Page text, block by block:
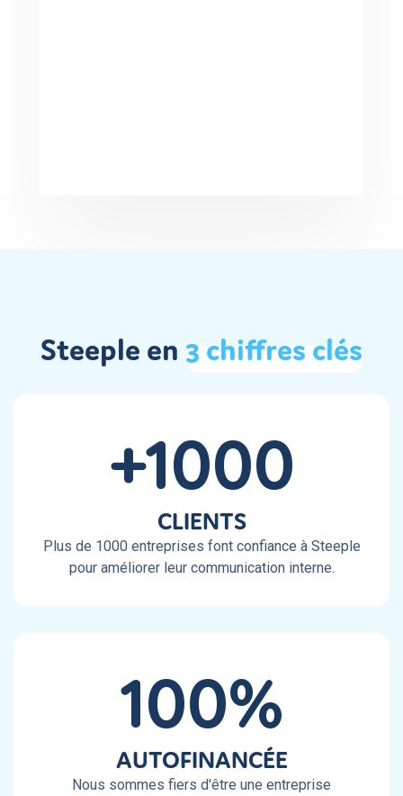
Steeple en 3 chiffres clés
+1000
CLIENTS
Plus de 1000 entreprises font confiance à Steeple
pour améliorer leur communication interne.
100%
AUTOFINANCÉE
Nous sommes fiers d'être une entreprise